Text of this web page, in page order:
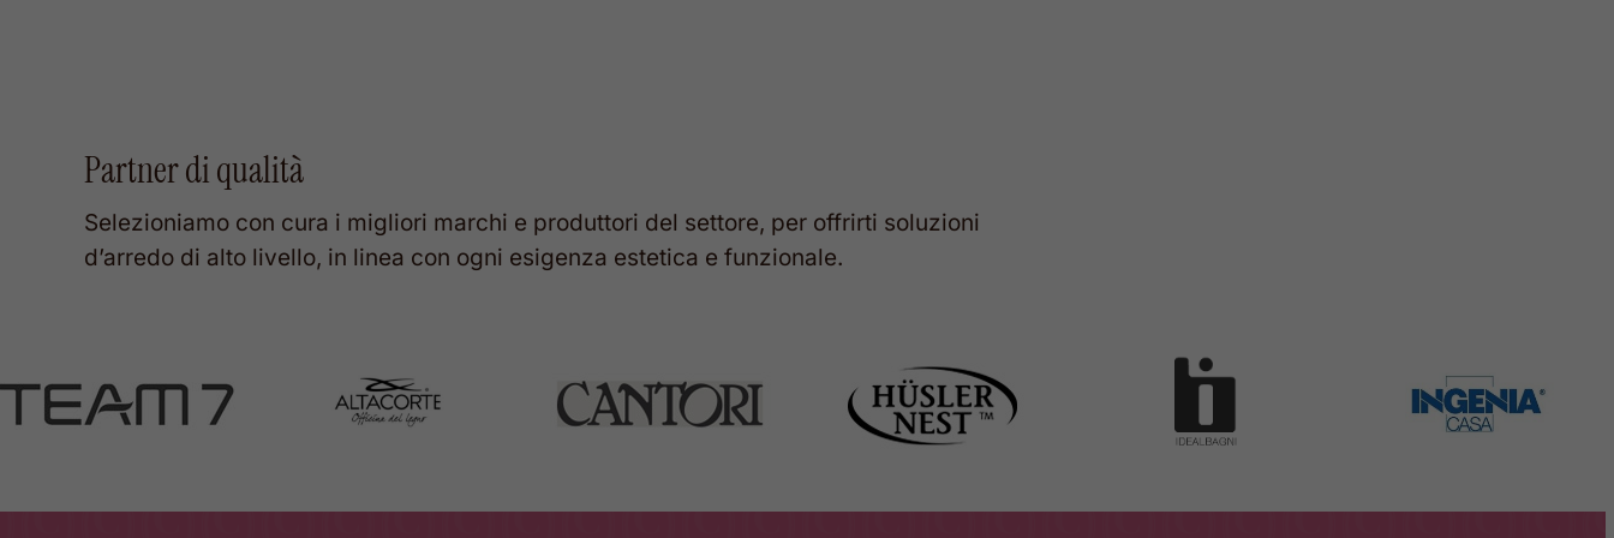
Partnerdiqualità
Selezioniamo con cura i migliori marchi e produttori del settore, per offrirti soluzioni
d’arredo di alto livello, in linea con ogni esigenza estetica e funzionale.